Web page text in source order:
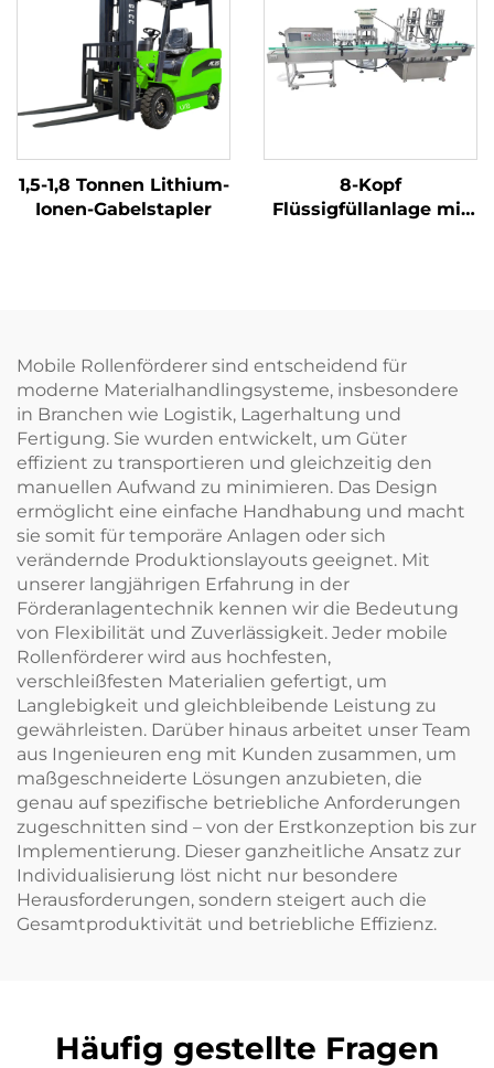
1,5-1,8 Tonnen Lithium-
Ionen-Gabelstapler
8-Kopf
Flüssigfüllanlage mit
Mobile Rollenförderer sind entscheidend für
moderne Materialhandlingsysteme, insbesondere
in Branchen wie Logistik, Lagerhaltung und
Fertigung. Sie wurden entwickelt, um Güter
effizient zu transportieren und gleichzeitig den
manuellen Aufwand zu minimieren. Das Design
ermöglicht eine einfache Handhabung und macht
sie somit für temporäre Anlagen oder sich
verändernde Produktionslayouts geeignet. Mit
unserer langjährigen Erfahrung in der
Förderanlagentechnik kennen wir die Bedeutung
von Flexibilität und Zuverlässigkeit. Jeder mobile
Rollenförderer wird aus hochfesten,
verschleißfesten Materialien gefertigt, um
Langlebigkeit und gleichbleibende Leistung zu
gewährleisten. Darüber hinaus arbeitet unser Team
aus Ingenieuren eng mit Kunden zusammen, um
maßgeschneiderte Lösungen anzubieten, die
genau auf spezifische betriebliche Anforderungen
zugeschnitten sind – von der Erstkonzeption bis zur
Implementierung. Dieser ganzheitliche Ansatz zur
Individualisierung löst nicht nur besondere
Herausforderungen, sondern steigert auch die
Gesamtproduktivität und betriebliche Effizienz.
Häufig gestellte Fragen